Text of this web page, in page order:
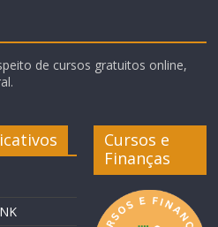
de cursos gratuitos online,
Cursos e
Finanças